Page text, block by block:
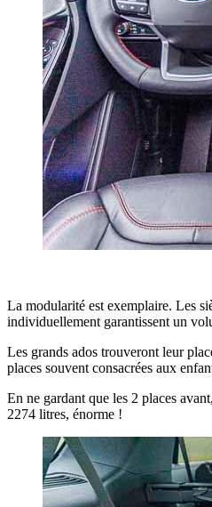
La modularité est exemplaire. Les
individuellement garantissent un
Les grands ados trouveront leur
places souvent consacrées aux
En ne gardant que les 2 places
2274 litres, énorme !